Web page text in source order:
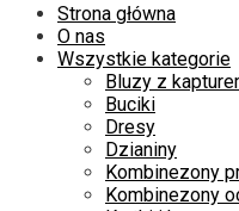
Skip
content
Strona główna
O nas
Wszystkie kategorie
Bluzy z
Buciki
Dresy
Dzianiny
Kombinezony
Kombinezony